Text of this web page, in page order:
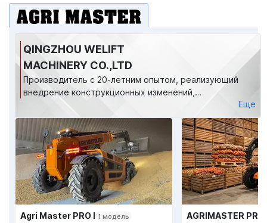
QINGZHOU WELIFT
MACHINERY CO.,LTD
Производитель с 20-летним опытом, реализующий
внедрение конструкционных изменений,
предлагаемых инженерами компании ЛБР для
улучшения качества и пользовательского опыта. В
основном завод производит и продает
телескопические погрузчики и структурные части
инженерной техники.
Еще
Agri Master PRO I 1 модель